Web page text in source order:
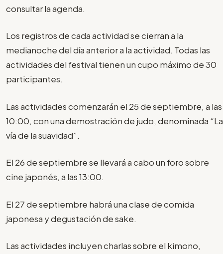
consultar la agenda.
Los registros de cada actividad se cierran a la
medianoche del día anterior a la actividad. Todas las
actividades del festival tienen un cupo máximo de 30
participantes.
Las actividades comenzarán el 25 de septiembre, a las
10:00, con una demostración de judo, denominada “La
vía de la suavidad”.
El 26 de septiembre se llevará a cabo un foro sobre
cine japonés, a las 13:00.
El 27 de septiembre habrá una clase de comida
japonesa y degustación de sake.
Las actividades incluyen charlas sobre el kimono,